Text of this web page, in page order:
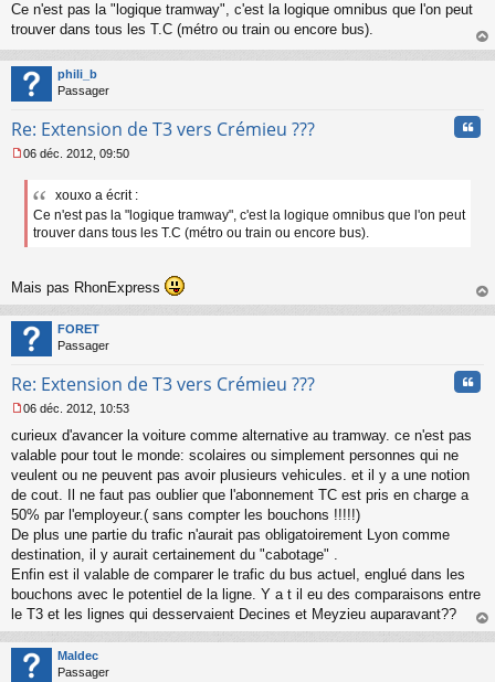
e
s
a
g
e
o
l
Ce n'est pas la "logique tramway", c'est la logique omnibus que l'on peut
trouver dans tous les T.C (métro ou train ou encore bus).
au
phili_b
Passager
Re: Extension de T3 vers Crémieu ???
e
g
n
l
u
06 déc. 2012, 09:50
xouxo a écrit :
Ce n'est pas la "logique tramway", c'est la logique omnibus que l'on peut
trouver dans tous les T.C (métro ou train ou encore bus).
Mais pas RhonExpress
au
FORET
Passager
Re: Extension de T3 vers Crémieu ???
e
s
s
g
e
n
o
n
u
06 déc. 2012, 10:53
curieux d'avancer la voiture comme alternative au tramway. ce n'est pas
valable pour tout le monde: scolaires ou simplement personnes qui ne
veulent ou ne peuvent pas avoir plusieurs vehicules. et il y a une notion
de cout. Il ne faut pas oublier que l'abonnement TC est pris en charge a
50% par l'employeur.( sans compter les bouchons !!!!!)
De plus une partie du trafic n'aurait pas obligatoirement Lyon comme
destination, il y aurait certainement du "cabotage" .
Enfin est il valable de comparer le trafic du bus actuel, englué dans les
bouchons avec le potentiel de la ligne. Y a t il eu des comparaisons entre
le T3 et les lignes qui desservaient Decines et Meyzieu auparavant??
au
Maldec
Passager